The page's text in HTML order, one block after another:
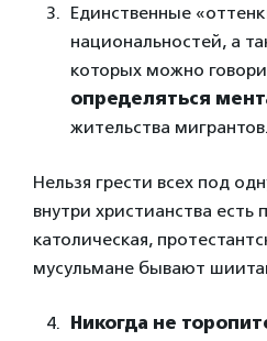
Единственные
национальностей, а
которых можно
определяться
жительства мигрантов.
Нельзя грести всех под
внутри христианства есть
католическая,
мусульмане бывают
Никогда не